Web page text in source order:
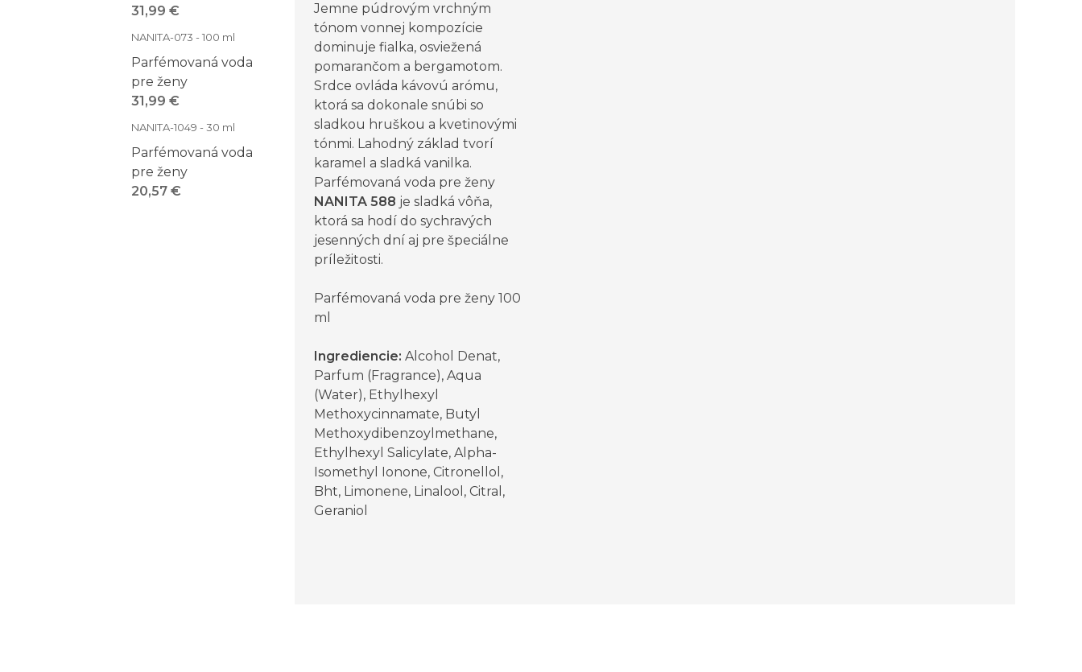
31,99 €
NANITA-073 - 100 ml
Parfémovaná voda
pre ženy
31,99 €
NANITA-1049 - 30 ml
Parfémovaná voda
pre ženy
20,57 €
Jemne púdrovým vrchným
tónom vonnej kompozície
dominuje fialka, osviežená
pomarančom a bergamotom.
Srdce ovláda kávovú arómu,
ktorá sa dokonale snúbi so
sladkou hruškou a kvetinovými
tónmi. Lahodný základ tvorí
karamel a sladká vanilka.
Parfémovaná voda pre ženy
NANITA 588 je sladká vôňa,
ktorá sa hodí do sychravých
jesenných dní aj pre špeciálne
príležitosti.
Parfémovaná voda pre ženy 100
ml
Ingrediencie: Alcohol Denat,
Parfum (Fragrance), Aqua
(Water), Ethylhexyl
Methoxycinnamate, Butyl
Methoxydibenzoylmethane,
Ethylhexyl Salicylate, Alpha-
Isomethyl Ionone, Citronellol,
Bht, Limonene, Linalool, Citral,
Geraniol